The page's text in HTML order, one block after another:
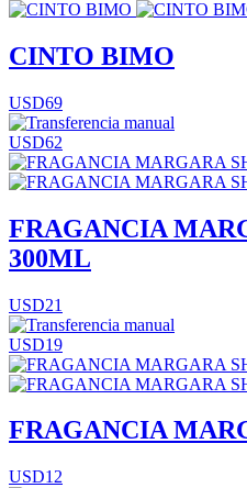
CINTO BIMO
USD69
USD62
FRAGANCIA
300ML
USD21
USD19
FRAGANCIA
USD12